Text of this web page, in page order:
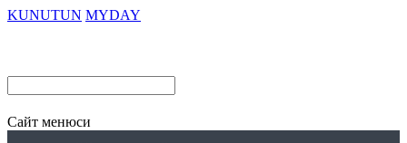
KUNUTUN MYDAY
Cайт менюси